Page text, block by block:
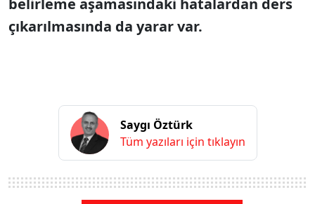
belirleme aşamasındaki hatalardan ders
çıkarılmasında da yarar var.
Saygı Öztürk
Tüm yazıları için tıklayın